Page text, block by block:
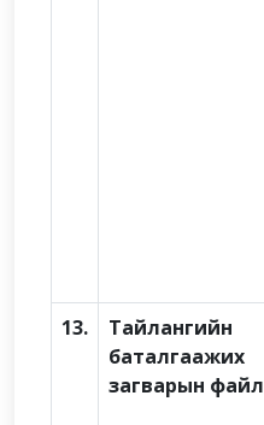
13.
Тайлангийн
баталгаажих
загварын файл